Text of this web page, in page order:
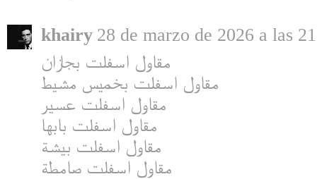
khairy 28 de marzo de 2026 a las
مقاول اسفلت بجازان
مقاول اسفلت بخميس مشيط
مقاول اسفلت عسير
مقاول اسفلت بابها
مقاول اسفلت بيشة
مقاول اسفلت صامطة